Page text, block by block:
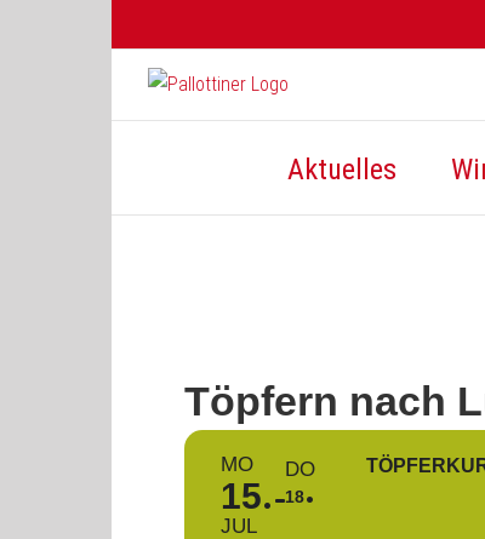
Aktuelles
Töpfern nach
MO
15
JUL
DO
18